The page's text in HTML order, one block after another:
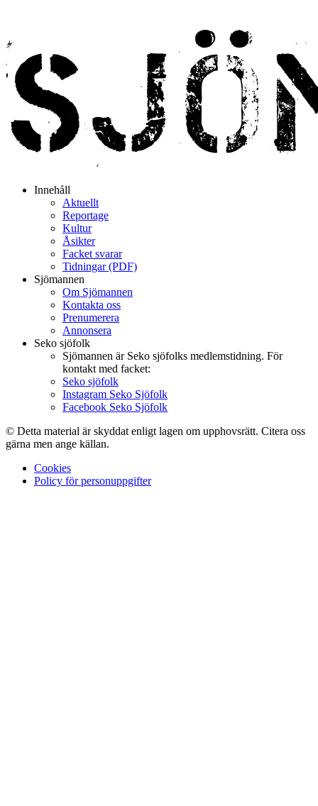
Innehåll
Aktuellt
Reportage
Kultur
Åsikter
Facket svarar
Tidningar (PDF)
Sjömannen
Om Sjömannen
Kontakta oss
Prenumerera
Annonsera
Seko sjöfolk
Sjömannen är Seko sjöfolks medlemstidning. För
kontakt med facket:
Seko sjöfolk
Instagram Seko Sjöfolk
Facebook Seko Sjöfolk
© Detta material är skyddat enligt lagen om upphovsrätt. Citera oss
gärna men ange källan.
Cookies
Policy för personuppgifter